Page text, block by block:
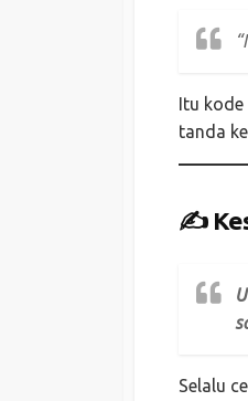
Itu kode
tanda
✍️
Selalu